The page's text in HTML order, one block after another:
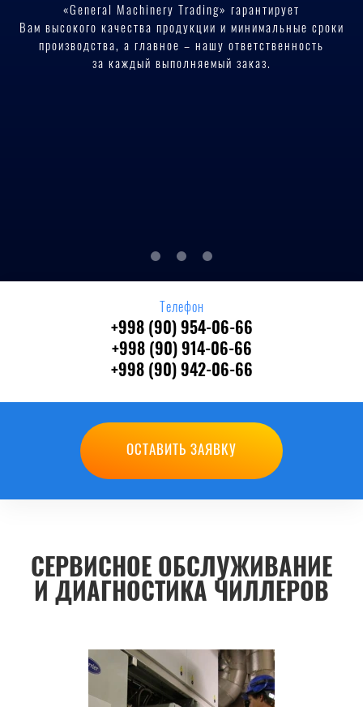
«General Machinery Trading» гарантирует
Вам высокого качества продукции и минимальные сроки
производства, а главное – нашу ответственность
за каждый выполняемый заказ.
Телефон
+998 (90) 954-06-66
+998 (90) 914-06-66
+998 (90) 942-06-66
ОСТАВИТЬ ЗАЯВКУ
СЕРВИСНОЕ ОБСЛУЖИВАНИЕ
И ДИАГНОСТИКА ЧИЛЛЕРОВ